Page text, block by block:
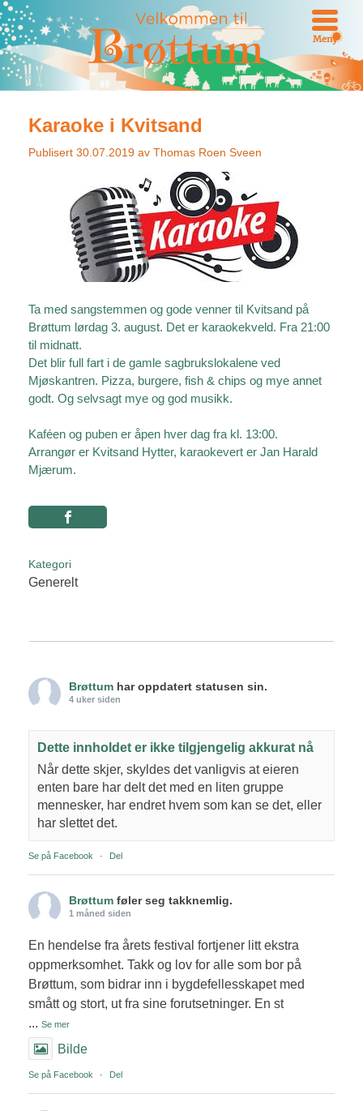
Meny
Karaoke i Kvitsand
Publisert 30.07.2019 av Thomas Roen Sveen
Ta med sangstemmen og gode venner til Kvitsand på
Brøttum lørdag 3. august. Det er karaokekveld. Fra 21:00
til midnatt.
Det blir full fart i de gamle sagbrukslokalene ved
Mjøskantren. Pizza, burgere, fish & chips og mye annet
godt. Og selvsagt mye og god musikk.
Kaféen og puben er åpen hver dag fra kl. 13:00.
Arrangør er Kvitsand Hytter, karaokevert er Jan Harald
Mjærum.
Kategori
Generelt
Brøttum har oppdatert statusen sin.
4 uker siden
Dette innholdet er ikke tilgjengelig akkurat nå
Når dette skjer, skyldes det vanligvis at eieren
enten bare har delt det med en liten gruppe
mennesker, har endret hvem som kan se det, eller
har slettet det.
Se på Facebook · Del
Brøttum føler seg takknemlig.
1 måned siden
En hendelse fra årets festival fortjener litt ekstra
oppmerksomhet. Takk og lov for alle som bor på
Brøttum, som bidrar inn i bygdefellesskapet med
smått og stort, ut fra sine forutsetninger. En st
... Se mer
Bilde
Se på Facebook · Del